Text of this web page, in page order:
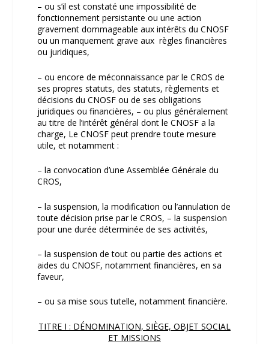
– ou s’il est constaté une impossibilité de
fonctionnement persistante ou une action
gravement dommageable aux intérêts du CNOSF
ou un manquement grave aux règles financières
ou juridiques,
– ou encore de méconnaissance par le CROS de
ses propres statuts, des statuts, règlements et
décisions du CNOSF ou de ses obligations
juridiques ou financières, – ou plus généralement
au titre de l’intérêt général dont le CNOSF a la
charge, Le CNOSF peut prendre toute mesure
utile, et notamment :
– la convocation d’une Assemblée Générale du
CROS,
– la suspension, la modification ou l’annulation de
toute décision prise par le CROS, – la suspension
pour une durée déterminée de ses activités,
– la suspension de tout ou partie des actions et
aides du CNOSF, notamment financières, en sa
faveur,
– ou sa mise sous tutelle, notamment financière.
TITRE I : DÉNOMINATION, SIÈGE, OBJET SOCIAL
ET MISSIONS